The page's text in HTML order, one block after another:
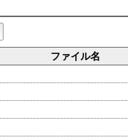
ファイル名